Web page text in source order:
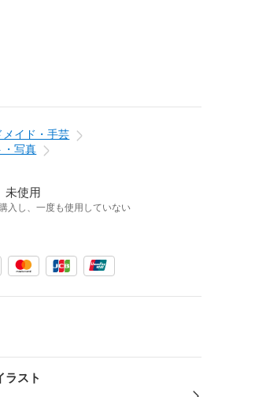
メイド・手芸
・写真
未使用
入し、一度も使用していない
スト